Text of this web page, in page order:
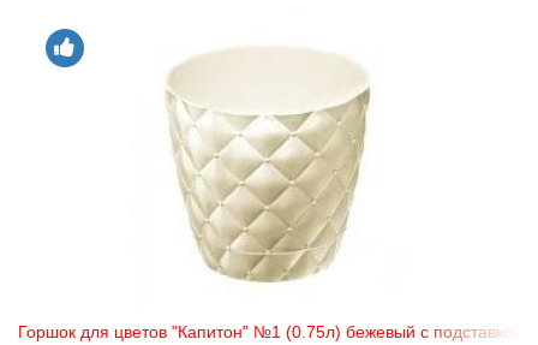
Горшок для цветов "Капитон" №1 (0.75л) бежевый с подставкой